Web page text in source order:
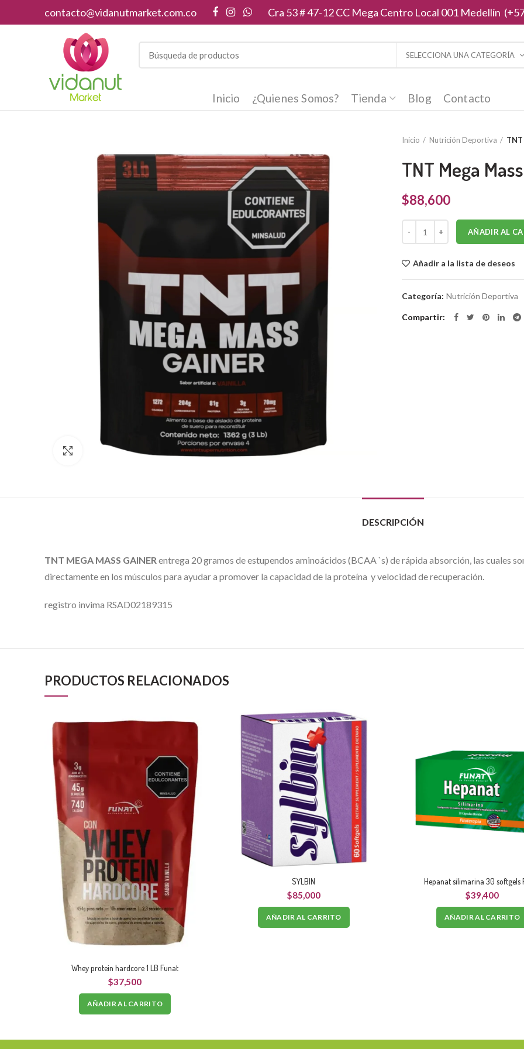
contacto@vidanutmarket.com.co Cra 53 # 47-12 CC Mega Centro Local 001 Medellín
SELECCIONA UNA CATEGORÍA
Inicio ¿Quienes Somos? Tienda Blog Contacto
Click to enlarge
Inicio Nutrición Deportiva
TNT Mega
$88,600
AÑADIR AL
Añadir a la lista de deseos
Categoría: Nutrición Deportiva
Compartir
DESCRIPCIÓN
TNT MEGA MASS GAINER entrega 20 gramos de estupendos aminoácidos (BCAA `s) de rápida absorción, las cuales
directamente en los músculos para ayudar a promover la capacidad de la proteína y velocidad de recuperación.
registro invima RSAD02189315
PRODUCTOS RELACIONADOS
Whey protein hardcore 1 LB Funat
$37,500
AÑADIR AL CARRITO
SYLBIN
$85,000
AÑADIR AL CARRITO
Hepanat silimarina 30 softgels
$39,400
AÑADIR AL CARRITO